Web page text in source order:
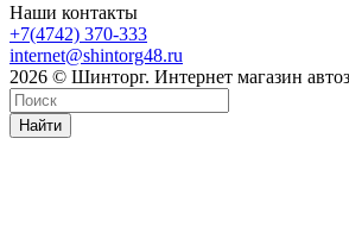
Наши контакты
+7(4742) 370-333
internet@shintorg48.ru
2026 © Шинторг. Интернет магазин
Найти